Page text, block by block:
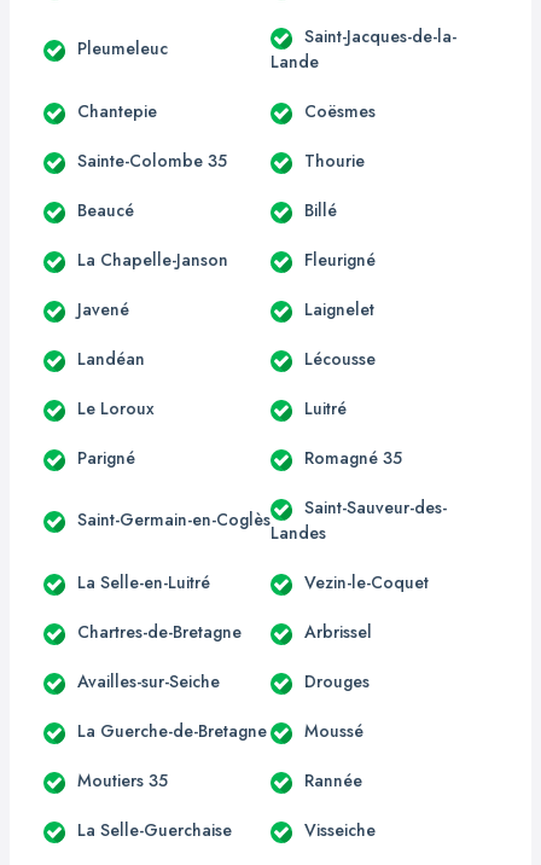
Pleumeleuc
Saint-Jacques-de-la-
Lande
Chantepie Coësmes
Sainte-Colombe 35 Thourie
Beaucé Billé
La Chapelle-Janson Fleurigné
Javené Laignelet
Landéan Lécousse
Le Loroux Luitré
Parigné Romagné 35
Saint-Germain-en-Coglès
Saint-Sauveur-des-
Landes
La Selle-en-Luitré Vezin-le-Coquet
Chartres-de-Bretagne Arbrissel
Availles-sur-Seiche Drouges
La Guerche-de-Bretagne Moussé
Moutiers 35 Rannée
La Selle-Guerchaise Visseiche